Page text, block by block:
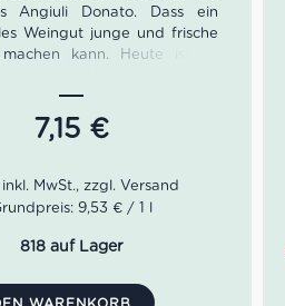
Angiuli Donato. Dass ein
Weingut junge und frische
kann. Heute ist es
Angiuli die sich seit
Vater auf den Sohn überträgt.
des Winzer ist der
Daher auch der Wunsch
einheimische
Dieser passt bei Angiuli
des lokalen Mikroklima.
7,15 €
9,53 € / 1 l
818 auf Lager